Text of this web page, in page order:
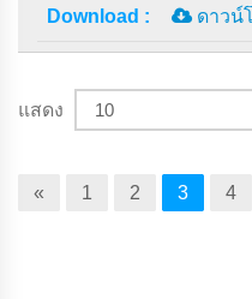
ดาวน์
แสดง
« 1 2 3 4